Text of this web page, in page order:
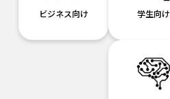
ビジネス向け 学生向け